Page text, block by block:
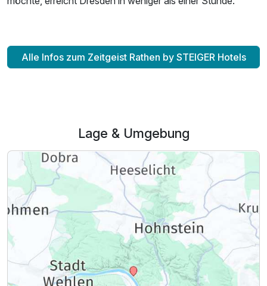
Alle Infos zum Zeitgeist Rathen by STEIGER Hotels
Lage & Umgebung